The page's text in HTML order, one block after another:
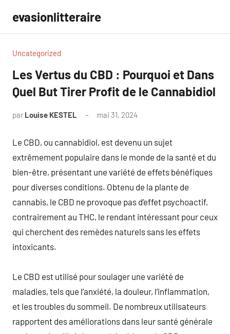
contenu
evasionlitteraire
Uncategorized
Les Vertus du CBD : Pourquoi et Dans
Quel But Tirer Profit de le Cannabidiol
par Louise KESTEL mai 31, 2024
Le CBD, ou cannabidiol, est devenu un sujet
extrêmement populaire dans le monde de la santé et du
bien-être, présentant une variété de effets bénéfiques
pour diverses conditions. Obtenu de la plante de
cannabis, le CBD ne provoque pas d’effet psychoactif,
contrairement au THC, le rendant intéressant pour ceux
qui cherchent des remèdes naturels sans les effets
intoxicants.
Le CBD est utilisé pour soulager une variété de
maladies, tels que l’anxiété, la douleur, l’inflammation,
et les troubles du sommeil. De nombreux utilisateurs
rapportent des améliorations dans leur santé générale